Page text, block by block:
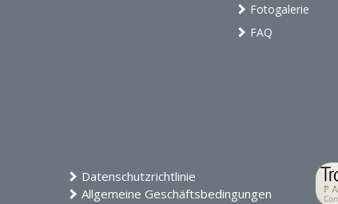
Fotogalerie
FAQ
Datenschutzrichtlinie
Allgemeine Geschäftsbedingungen